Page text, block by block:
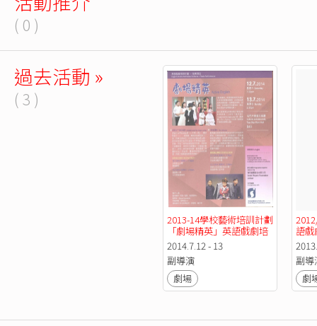
( 0 )
過去活動 »
( 3 )
2013-14學校藝術培訓計劃
「劇場精英」英語戲劇培
訓計劃－結業演出
2014.7.12 - 13
副導演
劇場
語
出
副導
劇